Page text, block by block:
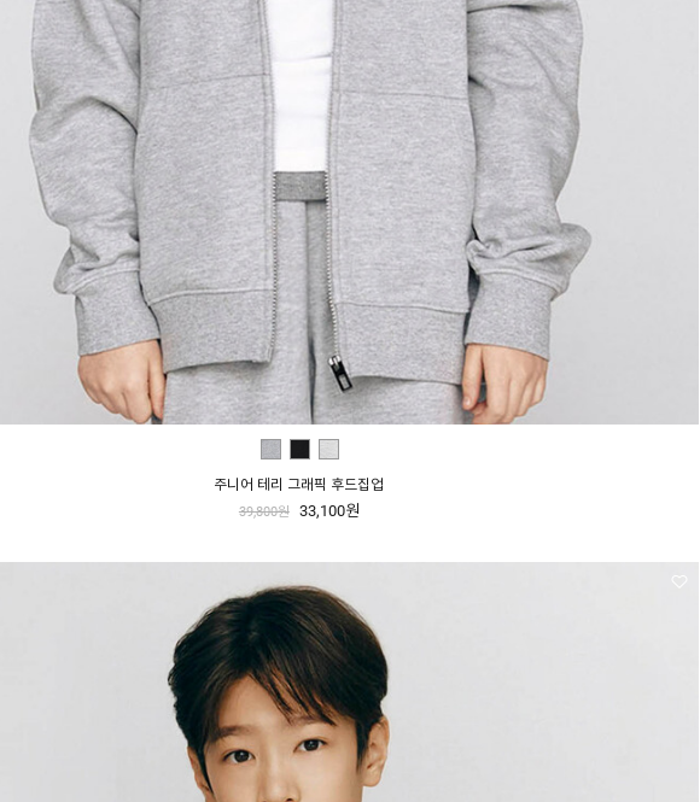
주니어 테리 그래픽 후드집업
39,800원 33,100원